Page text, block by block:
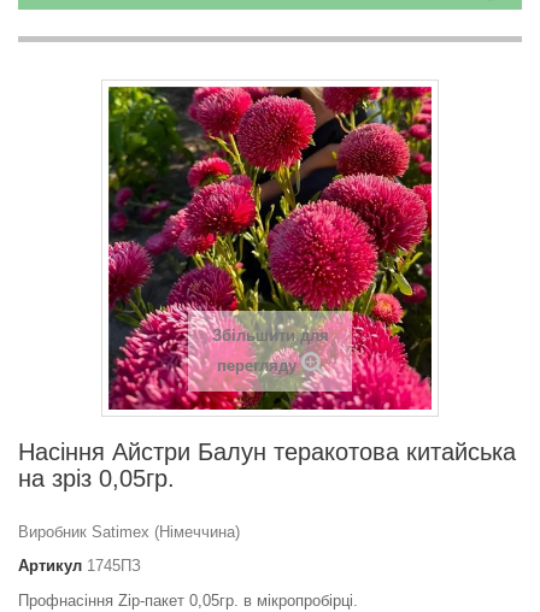
Збільшити для
перегляду
Насіння Айстри Балун теракотова китайська
на зріз 0,05гр.
Виробник Satimex (Німеччина)
Артикул 1745ПЗ
Профнасіння Zip-пакет 0,05гр. в мікропробірці.